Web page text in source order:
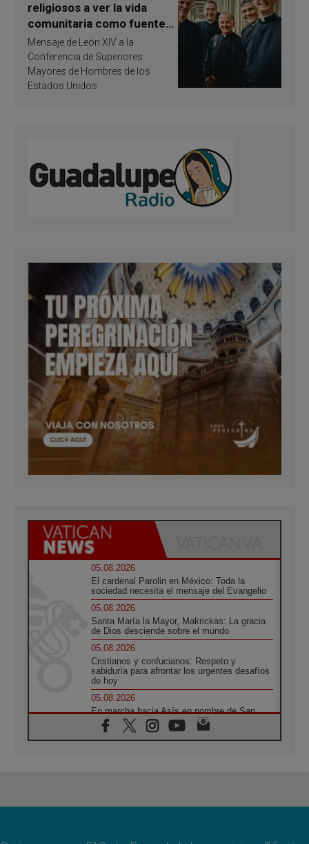
religiosos a ver la vida
comunitaria como fuente
de inspiración y
santificación
Mensaje de León XIV a la
Conferencia de Superiores
Mayores de Hombres de los
Estados Unidos
05.08.2026
El cardenal Parolin en México: Toda la
sociedad necesita el mensaje del Evangelio
05.08.2026
Santa María la Mayor, Makrickas: La gracia
de Dios desciende sobre el mundo
05.08.2026
Cristianos y confucianos: Respeto y
sabiduría para afrontar los urgentes desafíos
de hoy
05.08.2026
En marcha hacia Asís en nombre de San
Francisco, a la espera de León
05.08.2026
quienes bendicen la guerra